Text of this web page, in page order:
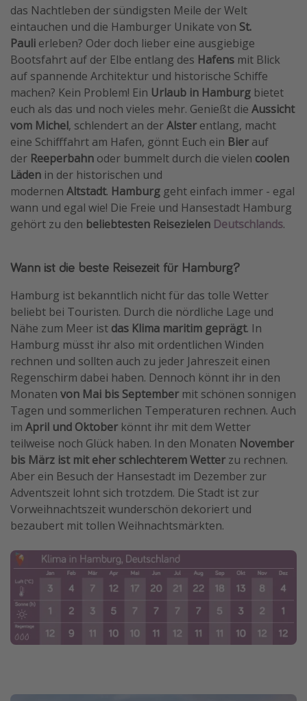
Rundreisen in Thailand
Bahnreisen in der Schweiz
Reisepassfreie Reiseziele
Travel Know How
Silvesterreisen
Last Minute Urlaub Mallorca
Last Minute Urlaub Deutschland
das Nachtleben der sündigsten Meile der Welt
eintauchen und die Hamburger Unikate von St.
Pauli erleben? Oder doch lieber eine ausgiebige
Bootsfahrt auf der Elbe entlang des Hafens mit Blick
auf spannende Architektur und historische Schiffe
machen? Kein Problem! Ein Urlaub in Hamburg bietet
euch als das und noch vieles mehr. Genießt die Aussicht
vom Michel, schlendert an derAlster entlang, macht
eine Schifffahrt am Hafen, gönnt Euch ein Bier auf
der Reeperbahn oder bummelt durch die vielen coolen
Läden in der historischen und
modernen Altstadt. Hamburg geht einfach immer - egal
wann und egal wie! Die Freie und Hansestadt Hamburg
gehört zu den beliebtesten Reisezielen Deutschlands.
Wann ist die beste Reisezeit für Hamburg?
Hamburg ist bekanntlich nicht für das tolle Wetter
beliebt bei Touristen. Durch die nördliche Lage und
Nähe zum Meer ist das Klima maritim geprägt. In
Hamburg müsst ihr also mit ordentlichen Winden
rechnen und sollten auch zu jeder Jahreszeit einen
Regenschirm dabei haben. Dennoch könnt ihr in den
Monaten von Mai bis September mit schönen sonnigen
Tagen und sommerlichen Temperaturen rechnen. Auch
im April und Oktober könnt ihr mit dem Wetter
teilweise noch Glück haben. In den Monaten November
bis März ist mit eher schlechterem Wetter zu rechnen.
Aber ein Besuch der Hansestadt im Dezember zur
Adventszeit lohnt sich trotzdem. Die Stadt ist zur
Vorweihnachtszeit wunderschön dekoriert und
bezaubert mit tollen Weihnachtsmärkten.